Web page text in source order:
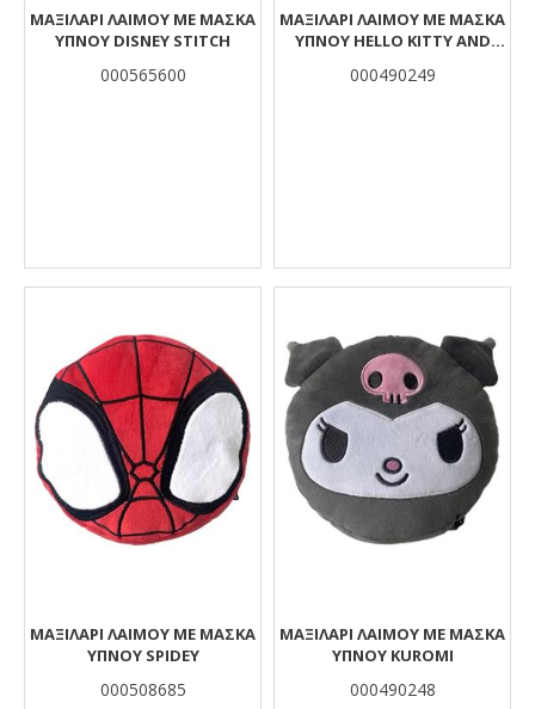
ΜΑΞΙΛΆΡΙ ΛΑΙΜΟΎ ΜΕ ΜΆΣΚΑ
ΎΠΝΟΥ DISNEY STITCH
000565600
ΜΑΞΙΛΆΡΙ ΛΑΙΜΟΎ ΜΕ ΜΆΣΚΑ
ΎΠΝΟΥ HELLO KITTY AND
000490249
ΜΑΞΙΛΆΡΙ ΛΑΙΜΟΎ ΜΕ ΜΆΣΚΑ
ΎΠΝΟΥ SPIDEY
000508685
ΜΑΞΙΛΆΡΙ ΛΑΙΜΟΎ ΜΕ ΜΆΣΚΑ
ΎΠΝΟΥ KUROMI
000490248